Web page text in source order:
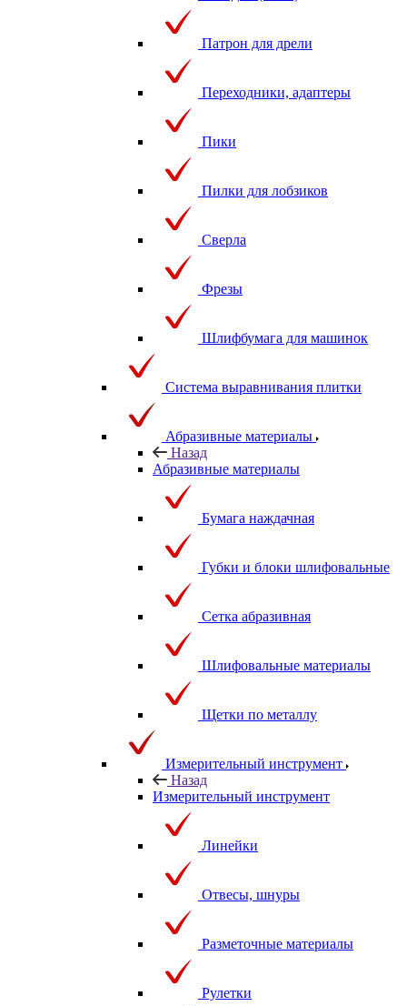
Патрон для дрели
Переходники, адаптеры
Пики
Пилки для лобзиков
Сверла
Фрезы
Шлифбумага для машинок
Система выравнивания плитки
Абразивные материалы
Назад
Абразивные материалы
Бумага наждачная
Губки и блоки шлифовальные
Сетка абразивная
Шлифовальные материалы
Щетки по металлу
Измерительный инструмент
Назад
Измерительный инструмент
Линейки
Отвесы, шнуры
Разметочные материалы
Рулетки